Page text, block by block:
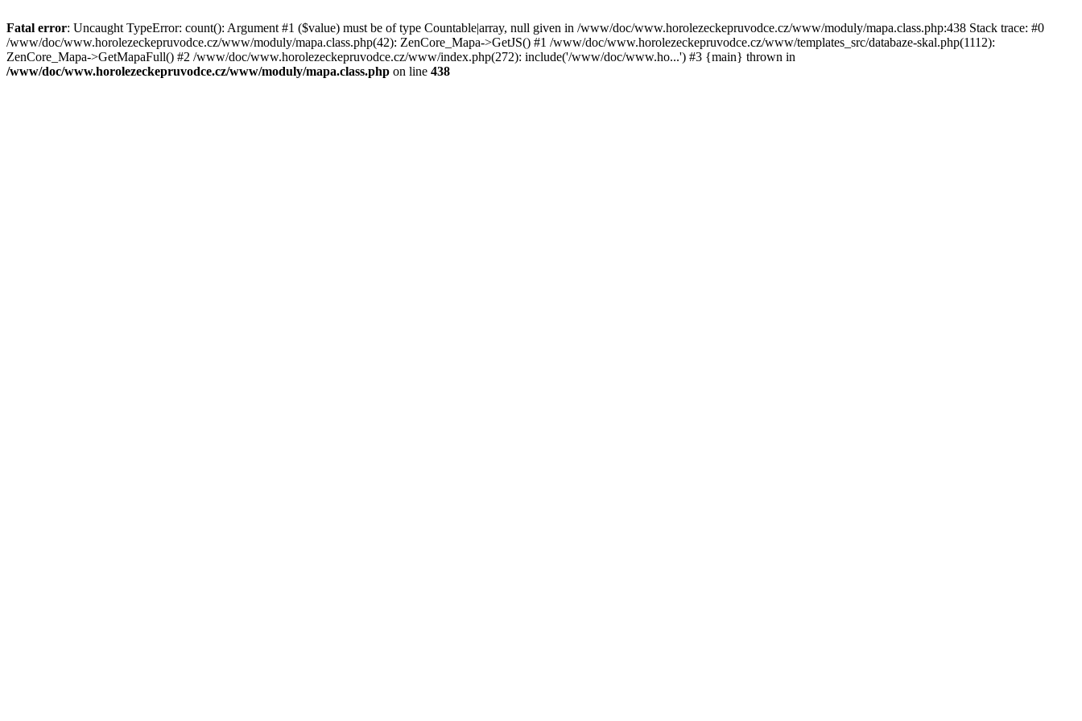
Fatal error: Uncaught TypeError: count(): Argument #1 ($value) must be of type Countable|array, null given in /www/doc/www.horolezeckepruvodce.cz/www/moduly/mapa.class.php:438 Stack trace: #0
/www/doc/www.horolezeckepruvodce.cz/www/moduly/mapa.class.php(42): ZenCore_Mapa->GetJS() #1 /www/doc/www.horolezeckepruvodce.cz/www/templates_src/databaze-skal.php(1112):
ZenCore_Mapa->GetMapaFull() #2 /www/doc/www.horolezeckepruvodce.cz/www/index.php(272): include('/www/doc/www.ho...') #3 {main} thrown in
/www/doc/www.horolezeckepruvodce.cz/www/moduly/mapa.class.php on line 438